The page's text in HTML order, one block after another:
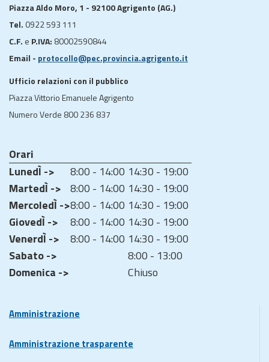
Piazza Aldo Moro, 1 - 92100 Agrigento (AG.)
Tel. 0922 593 111
C.F. e P.IVA: 80002590844
Email - protocollo@pec.provincia.agrigento.it
Ufficio relazioni con il pubblico
Piazza Vittorio Emanuele Agrigento
Numero Verde 800 236 837
Orari
LunedÌ ->
8:00 - 14:00 14:30 - 19:00
MartedÌ -> 8:00 - 14:00 14:30 - 19:00
MercoledÌ ->8:00 - 14:00 14:30 - 19:00
GiovedÌ ->
8:00 - 14:00 14:30 - 19:00
VenerdÌ ->
8:00 - 14:00 14:30 - 19:00
Sabato ->
8:00 - 13:00
Domenica ->
Chiuso
Amministrazione
Amministrazione trasparente